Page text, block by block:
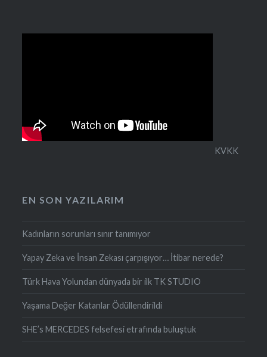
KVKK
EN SON YAZILARIM
Kadınların sorunları sınır tanımıyor
Yapay Zeka ve İnsan Zekası çarpışıyor… İtibar nerede?
Türk Hava Yolundan dünyada bir ilk TK STUDIO
Yaşama Değer Katanlar Ödüllendirildi
SHE’s MERCEDES felsefesi etrafında buluştuk